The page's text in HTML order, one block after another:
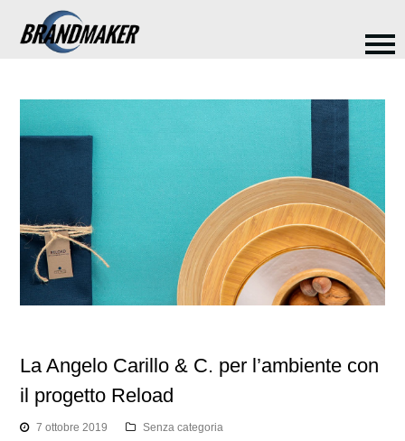
La Angelo Carillo & C. per l’ambiente con
il progetto Reload
7 ottobre 2019 Senza categoria